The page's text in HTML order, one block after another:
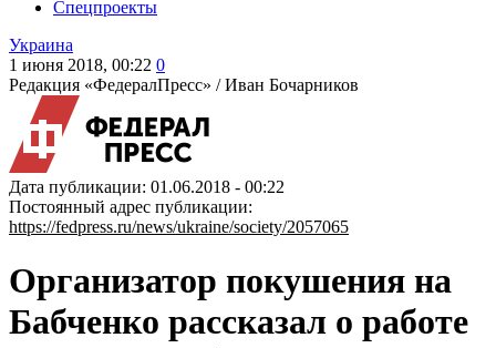
Спецпроекты
Украина
1 июня 2018, 00:22 0
Редакция «ФедералПресс» /Иван Бочарников
Дата публикации: 01.06.2018 - 00:22
Постоянный адрес публикации:
https://fedpress.ru/news/ukraine/society/2057065
Организатор покушения на
Бабченко рассказал о работе